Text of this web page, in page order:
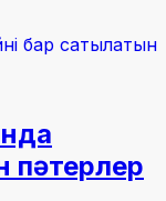
пәтерлер